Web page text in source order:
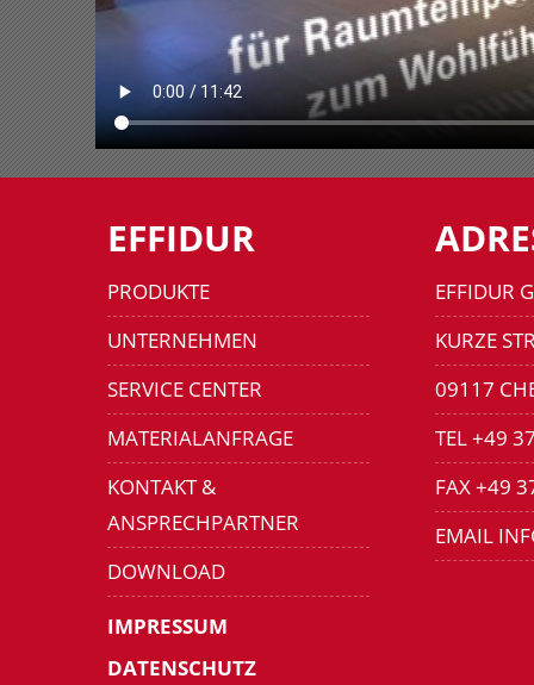
EFFIDUR
PRODUKTE
UNTERNEHMEN
SERVICE CENTER
MATERIALANFRAGE
KONTAKT &
ANSPRECHPARTNER
DOWNLOAD
IMPRESSUM
DATENSCHUTZ
EFFIDUR
KURZE
09117
TEL +49
FAX +49
EMAIL